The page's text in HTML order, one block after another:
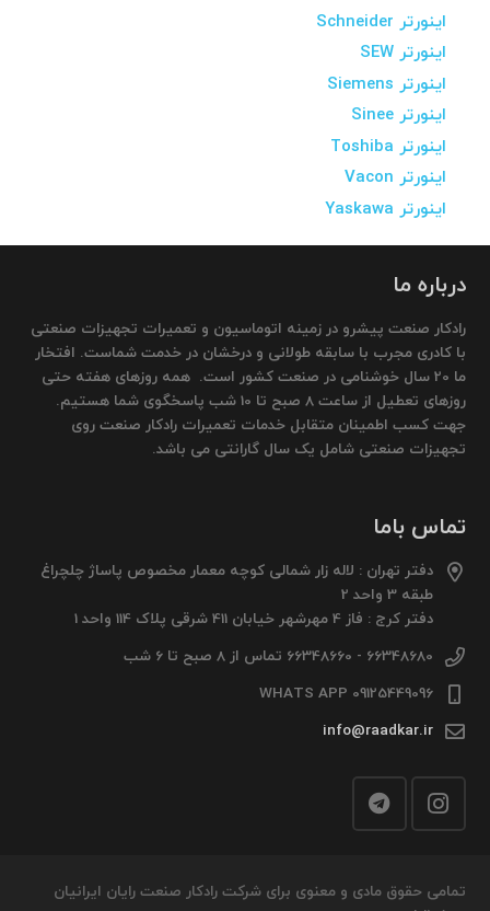
اینورتر Schneider
اینورتر SEW
اینورتر Siemens
اینورتر Sinee
اینورتر Toshiba
اینورتر Vacon
اینورتر Yaskawa
درباره ما
رادکار صنعت پیشرو در زمینه اتوماسیون و تعمیرات تجهیزات صنعتی
با کادری مجرب با سابقه طولانی و درخشان در خدمت شماست. افتخار
ما 20 سال خوشنامی در صنعت کشور است. همه روزهای هفته حتی
روزهای تعطیل از ساعت 8 صبح تا 10 شب پاسخگوی شما هستیم.
جهت کسب اطمینان متقابل خدمات تعمیرات رادکار صنعت روی
تجهیزات صنعتی شامل یک سال گارانتی می باشد.
تماس باما
دفتر تهران : لاله زار شمالی کوچه معمار مخصوص پاساژ چلچراغ
طبقه 3 واحد 2
دفتر کرج : فاز 4 مهرشهر خیابان 411 شرقی پلاک 114 واحد 1
66348680 - 66348660 تماس از 8 صبح تا 6 شب
09125449096 WHATS APP
info@raadkar.ir
تمامی حقوق مادی و معنوی برای شرکت رادکار صنعت رایان ایرانیان